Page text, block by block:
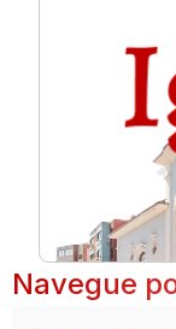
Navegue